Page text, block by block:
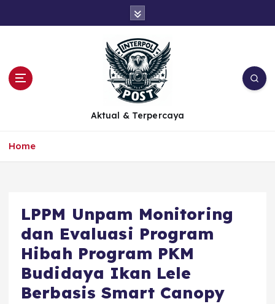
Aktual & Terpercaya
Home
LPPM Unpam Monitoring
dan Evaluasi Program
Hibah Program PKM
Budidaya Ikan Lele
Berbasis Smart Canopy